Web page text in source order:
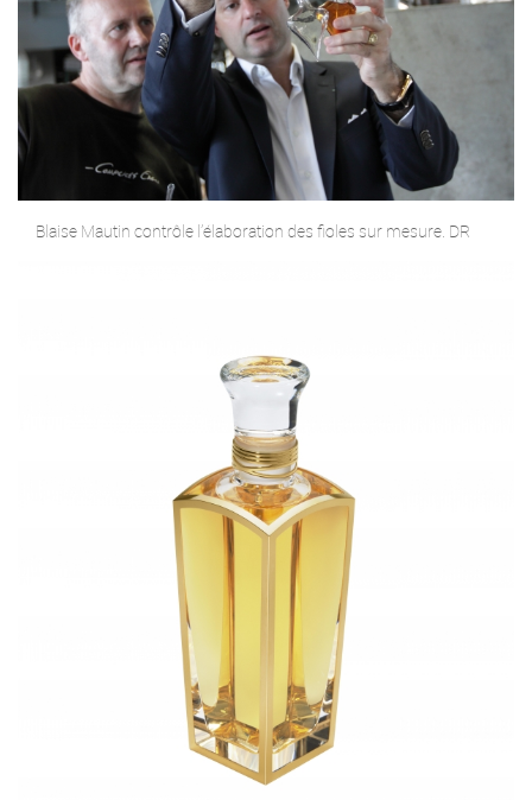
Blaise Mautin contrôle l’élaboration des fioles sur mesure. DR